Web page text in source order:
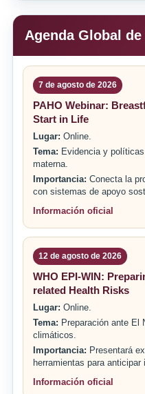
Agenda Global de
7 de agosto de 2026
PAHO Webinar:
Start in Life
Lugar: Online.
Tema: Evidencia y
materna.
Importancia: Conecta la
con sistemas de apoyo
Información oficial
12 de agosto de 2026
WHO EPI-WIN:
related Health Risks
Lugar: Online.
Tema: Preparación ante El
climáticos.
Importancia: Presentará
herramientas para
Información oficial